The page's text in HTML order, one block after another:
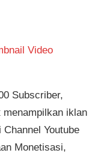
Video
Subscriber,
iklan
Youtube
Monetisasi,